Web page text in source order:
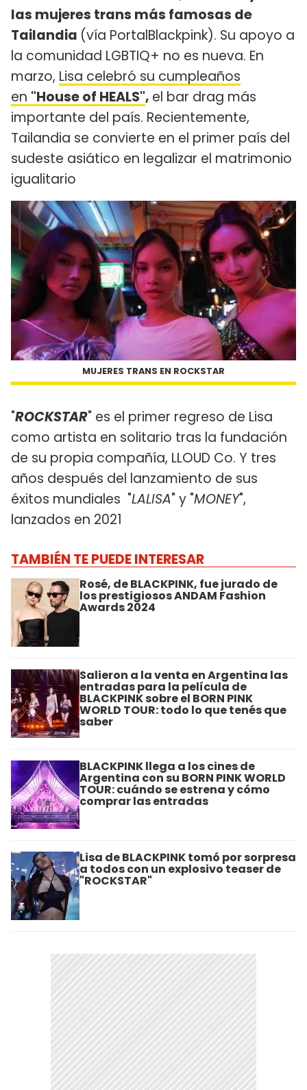
las mujeres trans más famosas de
Tailandia (vía PortalBlackpink). Su apoyo a
la comunidad LGBTIQ+ no es nueva. En
marzo, Lisa celebró su cumpleaños
en "House of HEALS", el bar drag más
importante del país. Recientemente,
Tailandia se convierte en el primer país del
sudeste asiático en legalizar el matrimonio
igualitario
MUJERES TRANS EN ROCKSTAR
"ROCKSTAR" es el primer regreso de Lisa
como artista en solitario tras la fundación
de su propia compañía, LLOUD Co. Y tres
años después del lanzamiento de sus
éxitos mundiales "LALISA" y "MONEY",
lanzados en 2021
TAMBIÉN TE PUEDE INTERESAR
Rosé, de BLACKPINK, fue jurado de
los prestigiosos ANDAM Fashion
Awards 2024
Salieron a la venta en Argentina las
entradas para la película de
BLACKPINK sobre el BORN PINK
WORLD TOUR: todo lo que tenés que
saber
BLACKPINK llega a los cines de
Argentina con su BORN PINK WORLD
TOUR: cuándo se estrena y cómo
comprar las entradas
Lisa de BLACKPINK tomó por sorpresa
a todos con un explosivo teaser de
"ROCKSTAR"